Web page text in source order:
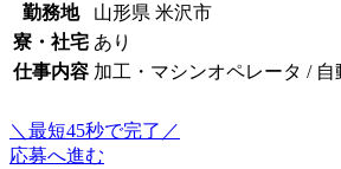
勤務地
山形県 米沢市
寮・社宅 あり
仕事内容 加工・マシンオペレータ / 自
＼最短45秒で完了／
応募へ進む